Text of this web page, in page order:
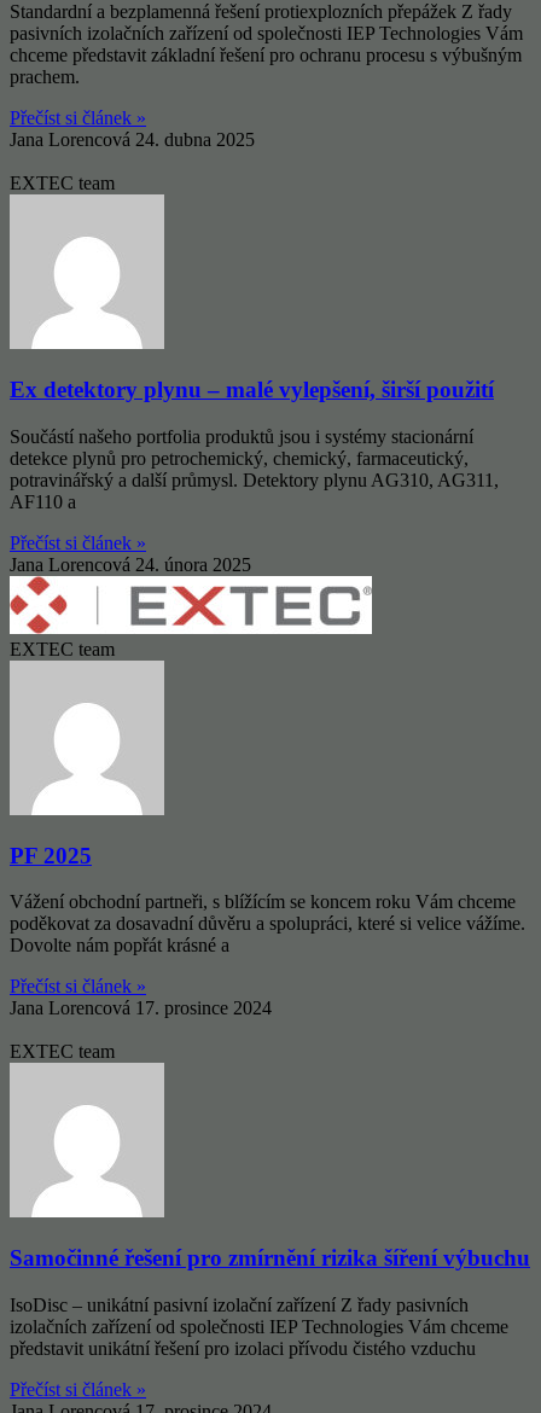
Standardní a bezplamenná řešení protiexplozních přepážek Z řady
pasivních izolačních zařízení od společnosti IEP Technologies Vám
chceme představit základní řešení pro ochranu procesu s výbušným
prachem.
Přečíst si článek »
Jana Lorencová 24. dubna 2025
EXTEC team
Ex detektory plynu – malé vylepšení, širší použití
Součástí našeho portfolia produktů jsou i systémy stacionární
detekce plynů pro petrochemický, chemický, farmaceutický,
potravinářský a další průmysl. Detektory plynu AG310, AG311,
AF110 a
Přečíst si článek »
Jana Lorencová 24. února 2025
EXTEC team
PF 2025
Vážení obchodní partneři, s blížícím se koncem roku Vám chceme
poděkovat za dosavadní důvěru a spolupráci, které si velice vážíme.
Dovolte nám popřát krásné a
Přečíst si článek »
Jana Lorencová 17. prosince 2024
EXTEC team
Samočinné řešení pro zmírnění rizika šíření výbuchu
IsoDisc – unikátní pasivní izolační zařízení Z řady pasivních
izolačních zařízení od společnosti IEP Technologies Vám chceme
představit unikátní řešení pro izolaci přívodu čistého vzduchu
Přečíst si článek »